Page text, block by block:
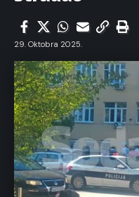
29. Oktobra 2025.